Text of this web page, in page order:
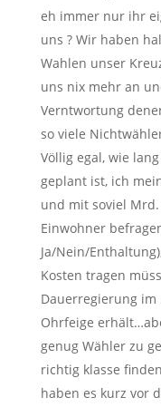
eh immer nur ihr
uns ? Wir haben
Wahlen unser
uns nix mehr an
Verntwortung
so viele
Völlig egal, wie
geplant ist, ich
und mit soviel
Einwohner
Ja/Nein/
Kosten tragen
Dauerregierung
Ohrfeige
genug Wähler zu
richtig klasse
haben es kurz vor